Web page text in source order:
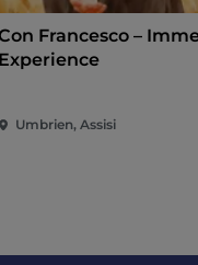
Francesco –
Experience
Umbrien, Assisi